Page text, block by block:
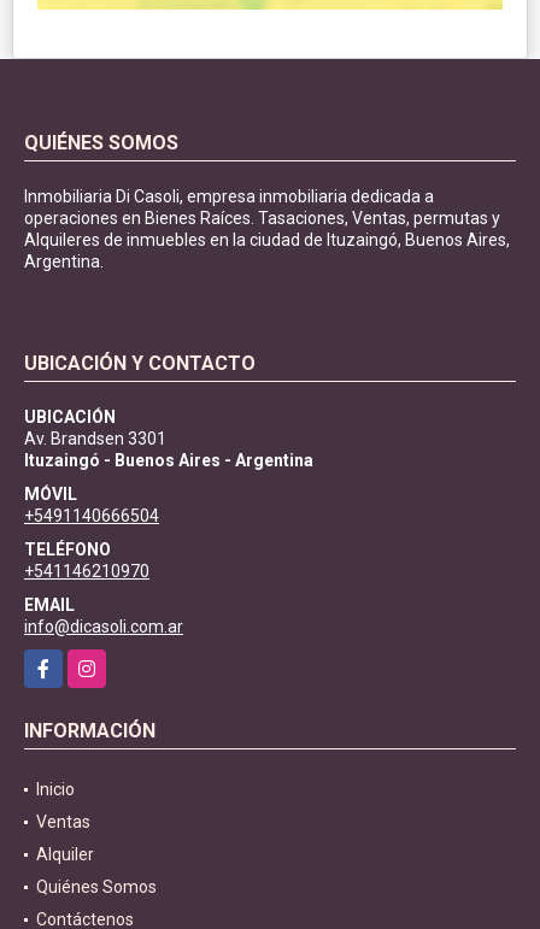
QUIÉNES SOMOS
Inmobiliaria Di Casoli, empresa inmobiliaria dedicada a
operaciones en Bienes Raíces. Tasaciones, Ventas, permutas y
Alquileres de inmuebles en la ciudad de Ituzaingó, Buenos Aires,
Argentina.
UBICACIÓN Y CONTACTO
UBICACIÓN
Av. Brandsen 3301
Ituzaingó - Buenos Aires - Argentina
MÓVIL
+5491140666504
TELÉFONO
+541146210970
EMAIL
info@dicasoli.com.ar
FacebookInstagram
INFORMACIÓN
Inicio
Ventas
Alquiler
Quiénes Somos
Contáctenos